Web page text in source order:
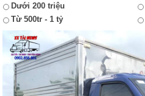
Dưới 200 triệu
Từ 500tr - 1 tỷ